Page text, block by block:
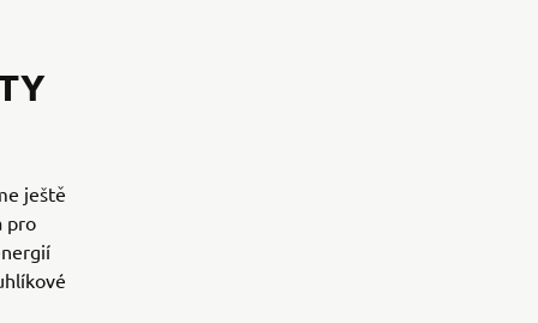
ještě
pro